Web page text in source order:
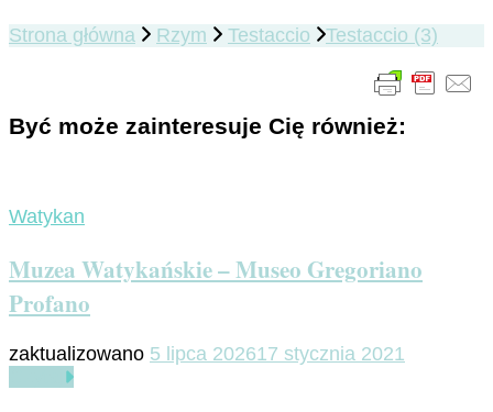
Strona główna Rzym Testaccio Testaccio (3)
Być może zainteresuje Cię również:
Watykan
Muzea Watykańskie – Museo Gregoriano
Profano
zaktualizowano 5 lipca 202617 stycznia 2021